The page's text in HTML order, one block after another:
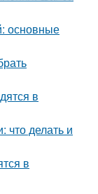
основные
в
что делать и
в